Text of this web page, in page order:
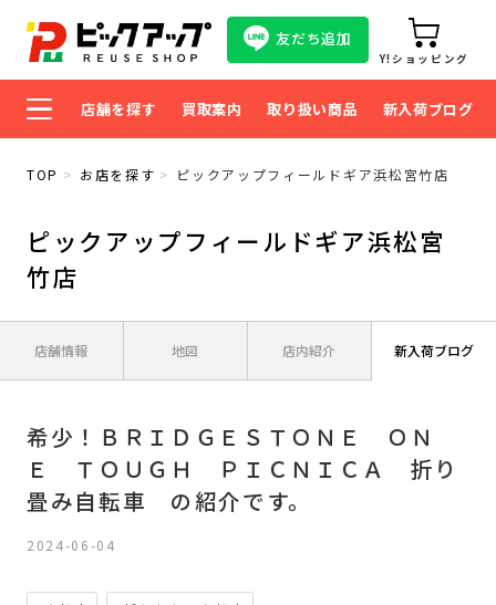
友だち追加
Y!ショッピング
店舗を探す 買取案内 取り扱い商品 新入荷ブログ
TOP お店を探す ピックアップフィールドギア浜松宮竹店
ピックアップフィールドギア浜松宮
竹店
店舗情報 地図 店内紹介 新入荷ブログ
希少！ＢＲＩＤＧＥＳＴＯＮＥ ＯＮ
Ｅ ＴＯＵＧＨ ＰＩＣＮＩＣＡ 折り
畳み自転車 の紹介です。
2024-06-04